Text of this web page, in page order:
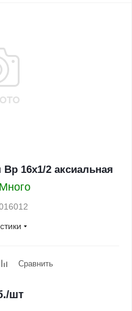
16х1/2 аксиальная
Много
Сравнить
/шт